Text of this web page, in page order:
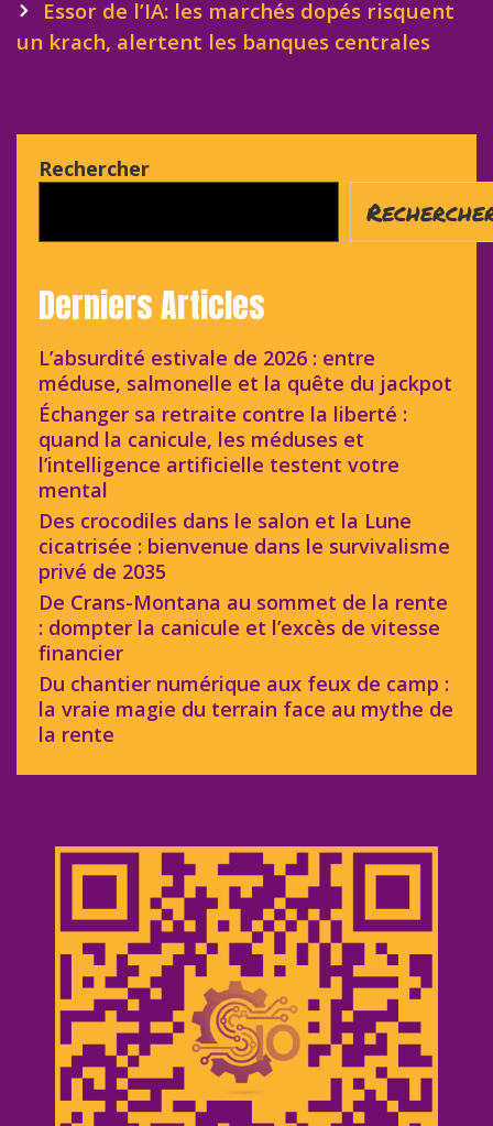
Essor de l’IA: les marchés dopés risquent
un krach, alertent les banques centrales
Rechercher
Derniers Articles
L’absurdité estivale de 2026 : entre
méduse, salmonelle et la quête du jackpot
Échanger sa retraite contre la liberté :
quand la canicule, les méduses et
l’intelligence artificielle testent votre
mental
Des crocodiles dans le salon et la Lune
cicatrisée : bienvenue dans le survivalisme
privé de 2035
De Crans-Montana au sommet de la rente
: dompter la canicule et l’excès de vitesse
financier
Du chantier numérique aux feux de camp :
la vraie magie du terrain face au mythe de
la rente